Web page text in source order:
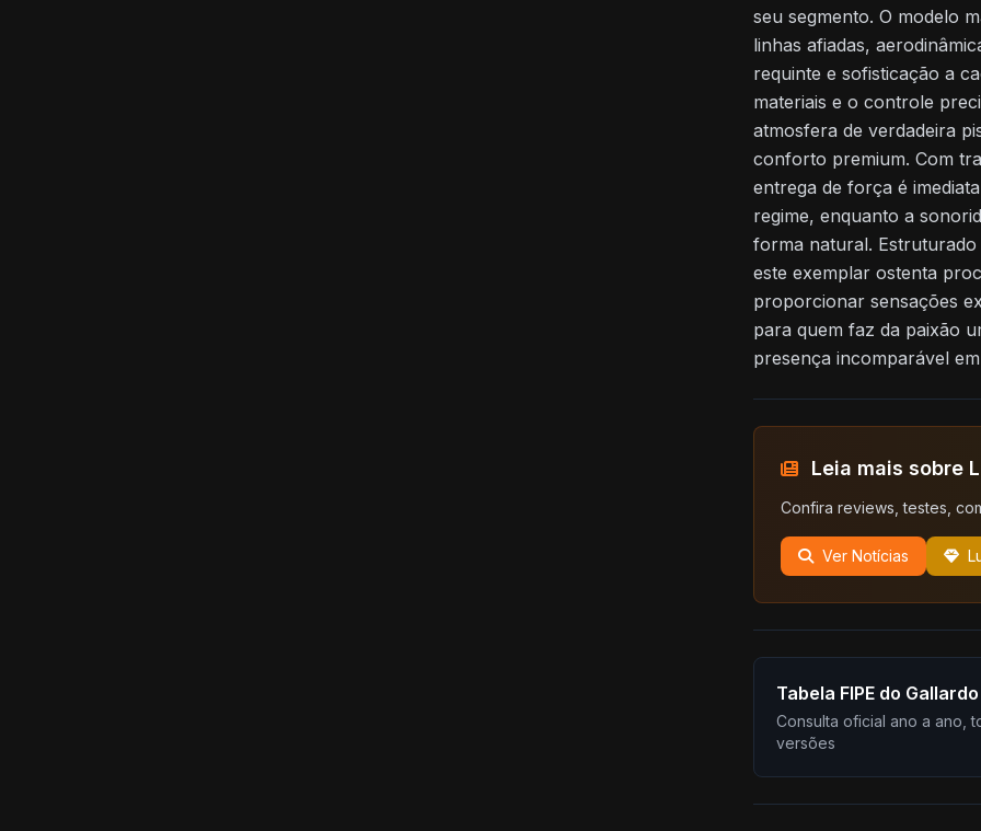
seu segmento. O modelo
linhas afiadas,
requinte e sofisticação a
materiais e o controle
atmosfera de verdadeira
conforto premium. Com
entrega de força é
regime, enquanto a
forma natural.
este exemplar ostenta
proporcionar sensações
para quem faz da paixão
presença incomparável
Leia mais sobre
Confira reviews, testes,
Ver Notícias
Tabela FIPE do Gallardo
Consulta oficial ano a ano,
versões